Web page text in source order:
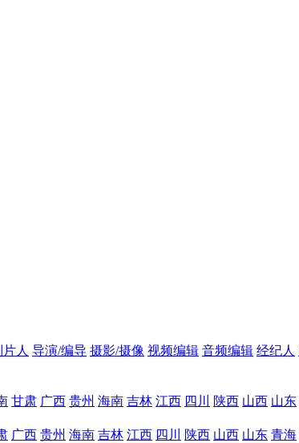
人 导演/编导 摄影/摄像 视频编辑 音频编辑 经纪人
甘肃 广西 贵州 海南 吉林 江西 四川 陕西 山西 山东
广西 贵州 海南 吉林 江西 四川 陕西 山西 山东 青海